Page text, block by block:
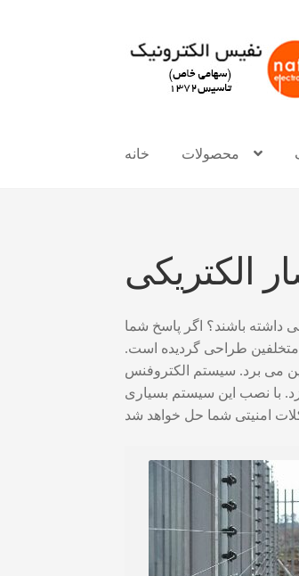
Skip
navigation
Skip
خانه محصولات
الکتریکی
داشته باشند؟ اگر پاسخ شما
متخلفین طراحی گردیده است.
می برد. سیستم الکتروفنس
با نصب این سیستم بسیاری